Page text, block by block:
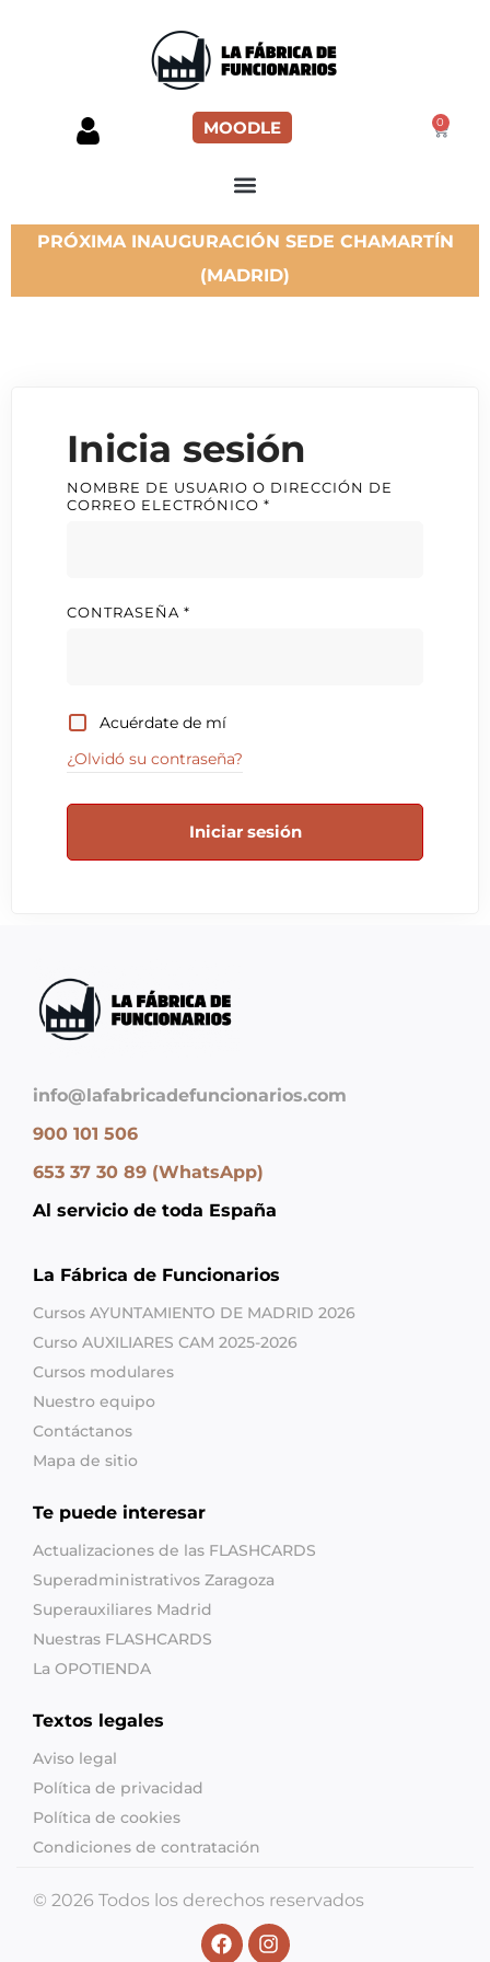
MOODLE 0
PRÓXIMA INAUGURACIÓN SEDE CHAMARTÍN
(MADRID)
Inicia sesión
NOMBRE DE USUARIO O DIRECCIÓN DE
CORREO ELECTRÓNICO *
CONTRASEÑA *
Acuérdate de mí
¿Olvidó su contraseña?
Iniciar sesión
info@lafabricadefuncionarios.com
900 101 506
653 37 30 89 (WhatsApp)
Al servicio de toda España
La Fábrica de Funcionarios
Cursos AYUNTAMIENTO DE MADRID 2026
Curso AUXILIARES CAM 2025-2026
Cursos modulares
Nuestro equipo
Contáctanos
Mapa de sitio
Te puede interesar
Actualizaciones de las FLASHCARDS
Superadministrativos Zaragoza
Superauxiliares Madrid
Nuestras FLASHCARDS
La OPOTIENDA
Textos legales
Aviso legal
Política de privacidad
Política de cookies
Condiciones de contratación
© 2026 Todos los derechos reservados